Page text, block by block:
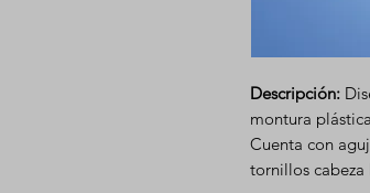
Descripción:
montura
Cuenta con
tornillos cabeza